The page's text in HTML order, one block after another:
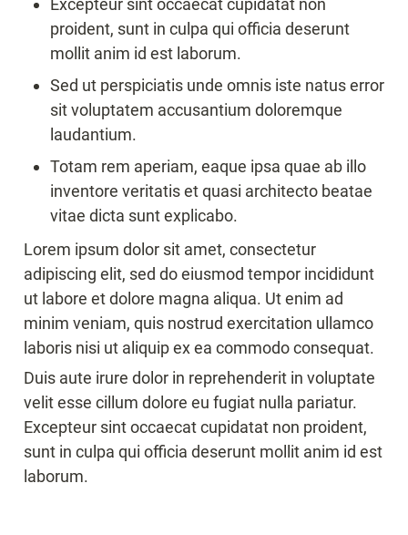
Excepteur sint occaecat cupidatat non
proident, sunt in culpa qui officia deserunt
mollit anim id est laborum.
Sed ut perspiciatis unde omnis iste natus error
sit voluptatem accusantium doloremque
laudantium.
Totam rem aperiam, eaque ipsa quae ab illo
inventore veritatis et quasi architecto beatae
vitae dicta sunt explicabo.
Lorem ipsum dolor sit amet, consectetur
adipiscing elit, sed do eiusmod tempor incididunt
ut labore et dolore magna aliqua. Ut enim ad
minim veniam, quis nostrud exercitation ullamco
laboris nisi ut aliquip ex ea commodo consequat.
Duis aute irure dolor in reprehenderit in voluptate
velit esse cillum dolore eu fugiat nulla pariatur.
Excepteur sint occaecat cupidatat non proident,
sunt in culpa qui officia deserunt mollit anim id est
laborum.